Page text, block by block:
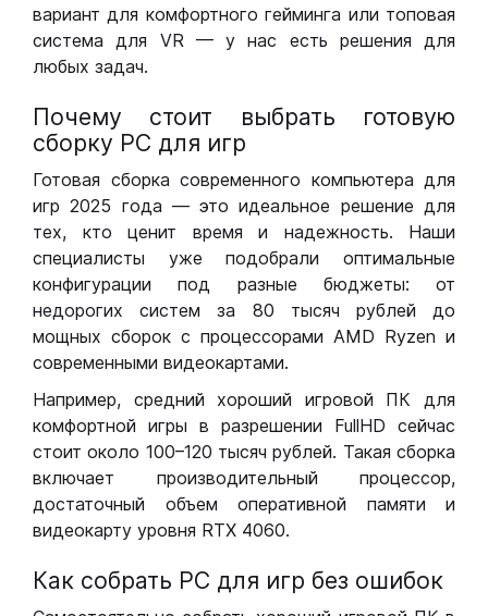
вариант для комфортного гейминга или топовая
система для VR — у нас есть решения для
любых задач.
Почему стоит выбрать готовую
сборку РС для игр
Готовая сборка современного компьютера для
игр 2025 года — это идеальное решение для
тех, кто ценит время и надежность. Наши
специалисты уже подобрали оптимальные
конфигурации под разные бюджеты: от
недорогих систем за 80 тысяч рублей до
мощных сборок с процессорами AMD Ryzen и
современными видеокартами.
Например, средний хороший игровой ПК для
комфортной игры в разрешении FullHD сейчас
стоит около 100–120 тысяч рублей. Такая сборка
включает производительный процессор,
достаточный объем оперативной памяти и
видеокарту уровня RTX 4060.
Как собрать РС для игр без ошибок